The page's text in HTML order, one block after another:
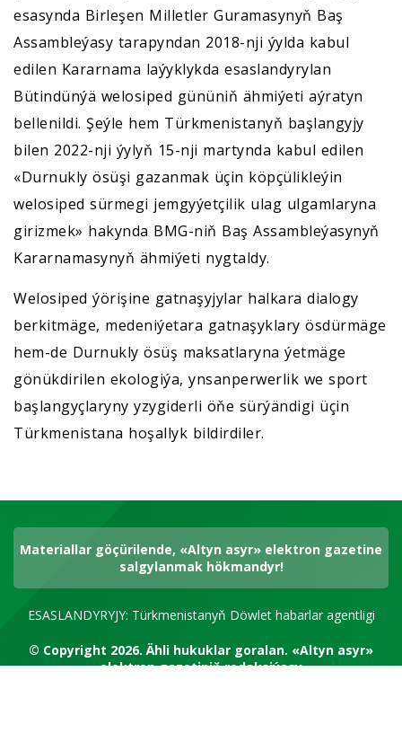
esasynda Birleşen Milletler Guramasynyň Baş
Assambleýasy tarapyndan 2018-nji ýylda kabul
edilen Kararnama laýyklykda esaslandyrylan
Bütindünýä welosiped gününiň ähmiýeti aýratyn
bellenildi. Şeýle hem Türkmenistanyň başlangyjy
bilen 2022-nji ýylyň 15-nji martynda kabul edilen
«Durnukly ösüşi gazanmak üçin köpçülikleýin
welosiped sürmegi jemgyýetçilik ulag ulgamlaryna
girizmek» hakynda BMG-niň Baş Assambleýasynyň
Kararnamasynyň ähmiýeti nygtaldy.
Welosiped ýörişine gatnaşyjylar halkara dialogy
berkitmäge, medeniýetara gatnaşyklary ösdürmäge
hem-de Durnukly ösüş maksatlaryna ýetmäge
gönükdirilen ekologiýa, ynsanperwerlik we sport
başlangyçlaryny yzygiderli öňe sürýändigi üçin
Türkmenistana hoşallyk bildirdiler.
Materiallar göçürilende, «Altyn asyr» elektron gazetine
salgylanmak hökmandyr!
ESASLANDYRYJY: Türkmenistanyň Döwlet habarlar agentligi
© Copyright 2026.Ähli hukuklar goralan. «Altyn asyr»
elektron gazetiniň redaksiýasy